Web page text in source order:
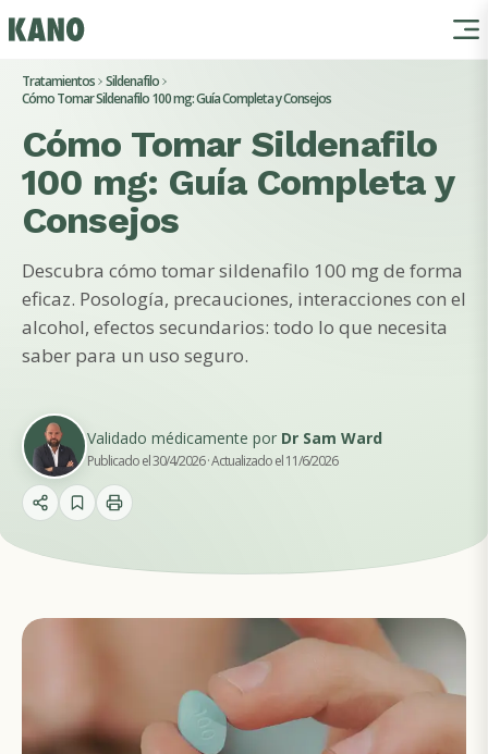
Tratamientos Sildenafilo
Cómo Tomar Sildenafilo 100 mg: Guía Completa y Consejos
Cómo Tomar Sildenafilo
100 mg: Guía Completa y
Consejos
Descubra cómo tomar sildenafilo 100 mg de forma
eficaz. Posología, precauciones, interacciones con el
alcohol, efectos secundarios: todo lo que necesita
saber para un uso seguro.
Validado médicamente por Dr Sam Ward
Publicado el 30/4/2026· Actualizado el 11/6/2026